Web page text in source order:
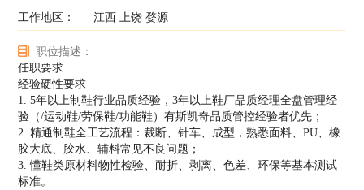
工作地区：
江西 上饶 婺源
职位描述：
任职要求
经验硬性要求
1. 5年以上制鞋行业品质经验，3年以上鞋厂品质经理全盘管理经
验（/运动鞋/劳保鞋/功能鞋）有斯凯奇品质管控经验者优先；
2. 精通制鞋全工艺流程：裁断、针车、成型，熟悉面料、PU、橡
胶大底、胶水、辅料常见不良问题；
3. 懂鞋类原材料物性检验、耐折、剥离、色差、环保等基本测试
标准。